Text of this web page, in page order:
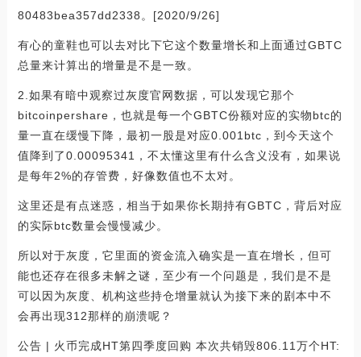
80483bea357dd2338。[2020/9/26]
有心的童鞋也可以去对比下它这个数量增长和上面通过GBTC
总量来计算出的增量是不是一致。
2.如果有暗中观察过灰度官网数据，可以发现它那个
bitcoinpershare，也就是每一个GBTC份额对应的实物btc的
量一直在缓慢下降，最初一股是对应0.001btc，到今天这个
值降到了0.00095341，不太懂这里有什么含义没有，如果说
是每年2%的存管费，好像数值也不太对。
这里还是有点迷惑，相当于如果你长期持有GBTC，背后对应
的实际btc数量会慢慢减少。
所以对于灰度，它里面的资金流入确实是一直在增长，但可
能也还存在很多未解之谜，至少有一个问题是，我们是不是
可以因为灰度、机构这些持仓增量就认为接下来的剧本中不
会再出现312那样的崩溃呢？
公告 | 火币完成HT第四季度回购 本次共销毁806.11万个HT: